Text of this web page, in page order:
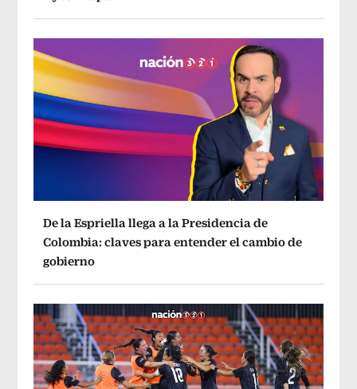
De la Espriella llega a la Presidencia de
Colombia: claves para entender el cambio de
gobierno